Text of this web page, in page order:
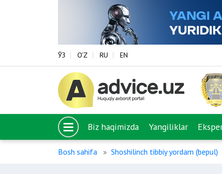
ЎЗ O‘Z RU EN
Biz haqimizda Yangiliklar
Bosh sahifa Shoshilinch tibbiy yordam (bepul)